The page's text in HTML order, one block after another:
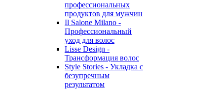
профессиональных
продуктов для мужчин
Il Salone Milano -
Профессиональный
уход для волос
Lisse Design -
Трансформация волос
Style Stories - Укладка с
безупречным
результатом